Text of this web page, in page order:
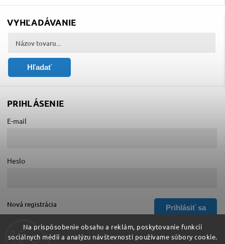
Na prispôsobenie obsahu a reklám, poskytovanie funkcií
sociálnych médií a analýzu návštevnosti používame súbory cookie.
VYHĽADÁVANIE
Hľadať
PRIHLÁSENIE
E-mail
Heslo
Prihlásiť sa
Nová registrácia
Zabudnuté heslo